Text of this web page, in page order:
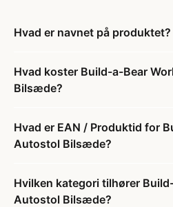
Hvad er navnet på produktet?
Hvad koster Build-a-Bear
Bilsæde?
Hvad er EAN / Produktid for
Autostol Bilsæde?
Hvilken kategori tilhører
Autostol Bilsæde?